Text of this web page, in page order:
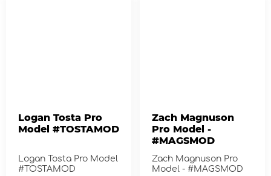
Logan Tosta Pro
Model #TOSTAMOD
Logan Tosta Pro Model
#TOSTAMOD
Zach Magnuson
Pro Model -
#MAGSMOD
Zach Magnuson Pro
Model - #MAGSMOD